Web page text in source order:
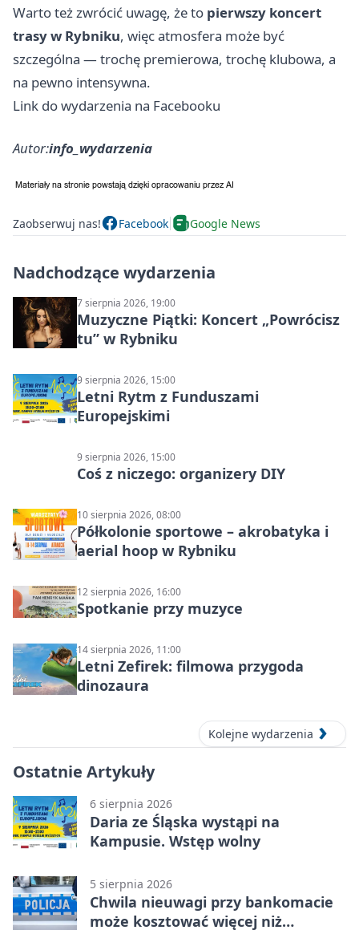
Warto też zwrócić uwagę, że to pierwszy koncert
trasy w Rybniku, więc atmosfera może być
szczególna — trochę premierowa, trochę klubowa, a
na pewno intensywna.
Link do wydarzenia na Facebooku
Autor:info_wydarzenia
Zaobserwuj nas! Facebook Google News
Nadchodzące wydarzenia
7 sierpnia 2026, 19:00
Muzyczne Piątki: Koncert „Powrócisz
tu” w Rybniku
9 sierpnia 2026, 15:00
Letni Rytm z Funduszami
Europejskimi
9 sierpnia 2026, 15:00
Coś z niczego: organizery DIY
10 sierpnia 2026, 08:00
Półkolonie sportowe – akrobatyka i
aerial hoop w Rybniku
12 sierpnia 2026, 16:00
Spotkanie przy muzyce
14 sierpnia 2026, 11:00
Letni Zefirek: filmowa przygoda
dinozaura
Kolejne wydarzenia
Ostatnie Artykuły
6 sierpnia 2026
Daria ze Śląska wystąpi na
Kampusie. Wstęp wolny
5 sierpnia 2026
Chwila nieuwagi przy bankomacie
może kosztować więcej niż